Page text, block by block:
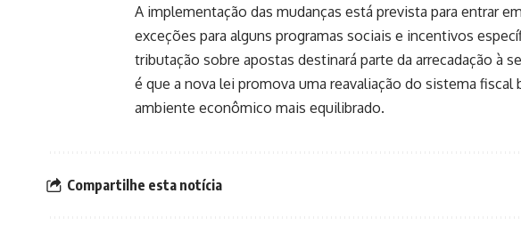
A implementação das mudanças está prevista para entrar
exceções para alguns programas sociais e incentivos
tributação sobre apostas destinará parte da arrecadação à
é que a nova lei promova uma reavaliação do sistema
ambiente econômico mais equilibrado.
Compartilhe esta notícia